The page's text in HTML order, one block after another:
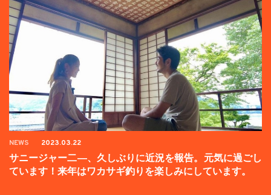
NEWS 2023.03.22
サニージャー二―、久しぶりに近況を報告。元気に過ごし
ています！来年はワカサギ釣りを楽しみにしています。